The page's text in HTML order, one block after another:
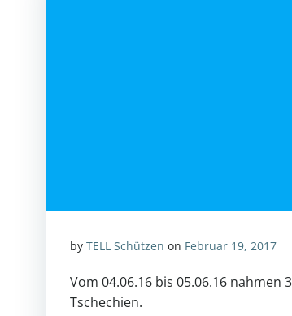
by TELL Schützen on Februar 19, 2017
Vom 04.06.16 bis 05.06.16
Tschechien.